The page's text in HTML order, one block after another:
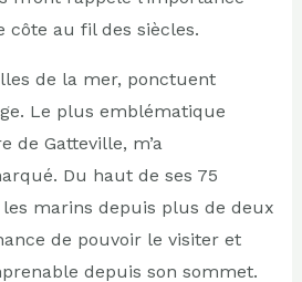
côte au fil des siècles.
de la mer, ponctuent
Le plus emblématique
de Gatteville, m’a
Du haut de ses 75
marins depuis plus de deux
de pouvoir le visiter et
depuis son sommet.